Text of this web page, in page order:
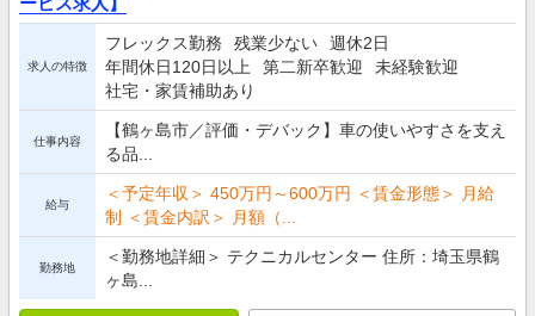
求人の特徴
フレックス勤務 残業少ない
週休2日
年間休日120日以上
第二新卒歓迎
未経験歓迎
社宅・家賃補助あり
仕事内容
【鶴ヶ島市／評価・デバック】車の使いやすさを支え
る品...
給与
＜予定年収＞ 450万円～600万円 ＜賃金形態＞ 月給
制 ＜賃金内訳＞ 月額（...
勤務地
＜勤務地詳細＞ テクニカルセンター 住所：埼玉県鶴
ヶ島...